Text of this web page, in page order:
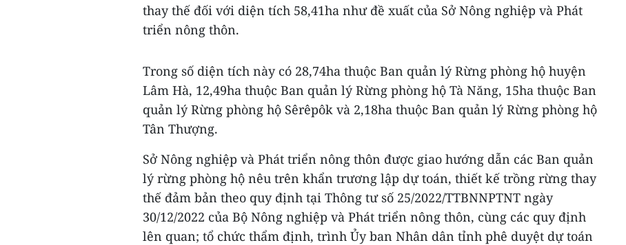
thay thế đối với diện tích 58,41ha như đề xuất của Sở Nông nghiệp và Phát
triển nông thôn.
Trong số diện tích này có 28,74ha thuộc Ban quản lý Rừng phòng hộ huyện
Lâm Hà, 12,49ha thuộc Ban quản lý Rừng phòng hộ Tà Năng, 15ha thuộc Ban
quản lý Rừng phòng hộ Sêrêpôk và 2,18ha thuộc Ban quản lý Rừng phòng hộ
Tân Thượng.
Sở Nông nghiệp và Phát triển nông thôn được giao hướng dẫn các Ban quản
lý rừng phòng hộ nêu trên khẩn trương lập dự toán, thiết kế trồng rừng thay
thế đảm bản theo quy định tại Thông tư số 25/2022/TTBNNPTNT ngày
30/12/2022 của Bộ Nông nghiệp và Phát triển nông thôn, cùng các quy định
lên quan; tổ chức thẩm định, trình Ủy ban Nhân dân tỉnh phê duyệt dự toán